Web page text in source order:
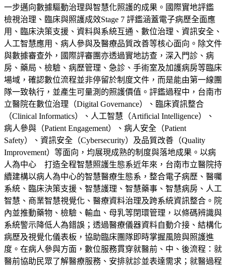
一步邁向數據驅動治理與智慧化照護的成果。國際實地評鑑
檢視治理、臨床與照護成效Stage 7 評鑑涵蓋電子病歷全面應
用、臨床決策支援、資料與系統互通、數位治理、資訊安全、
人工智慧應用、病人參與及醫療品質改善等核心面向。除文件
與數據審查外，國際評審團亦透過實地訪查，深入門診、病
房、藥局、檢驗、病歷管理、急診、手術室及加護病房等臨床
場域，確認數位流程並非停留於制度文件，而是能由第一線團
隊一致執行，並產生可量測的照護價值。評鑑過程中，台南市
立醫院在數位治理（Digital Governance）、臨床資訊整合
（Clinical Informatics）、人工智慧（Artificial Intelligence）、
病人參與（Patient Engagement）、病人安全（Patient
Safety）、資訊安全（Cybersecurity）及品質改善（Quality
Improvement）等面向，均展現成熟的制度與落地成果。以病
人為中心 打造全程智慧照護生態系近年來，台南市立醫院持
續建構以病人為中心的智慧醫療生態系，整合電子病歷、醫囑
系統、臨床決策支援、智慧護理、智慧藥事、智慧病房、人工
智慧、商業智慧視覺化、醫療資料治理及跨系統資訊整合。院
內並推動藥物、檢驗、輸血、母乳等閉環管理，以條碼辨識與
系統警示降低人為錯誤；透過醫療儀器資料自動介接、結構化
病歷及視覺化儀表板，協助臨床團隊即時掌握風險與照護進
度。在病人參與方面，數位服務貫穿就醫前、中、後流程：就
醫前協助民眾了解醫療服務、安排就診並表達需求；就醫過程